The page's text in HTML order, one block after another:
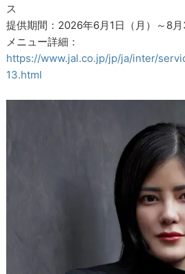
ス
提供期間：2026年6月1日（月）～8
メニュー詳細：
https://www.jal.co.jp/jp/ja/inter/
13.html